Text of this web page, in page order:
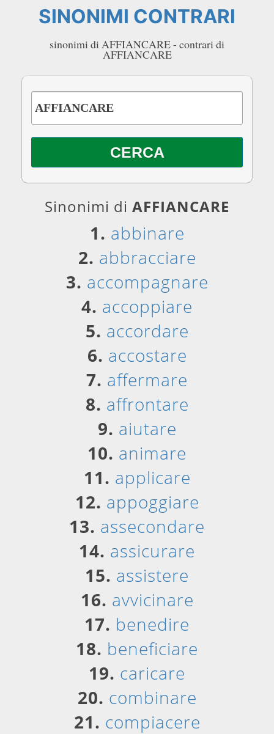
SINONIMI CONTRARI
sinonimi di AFFIANCARE - contrari di
AFFIANCARE
Sinonimi di AFFIANCARE
1. abbinare
2. abbracciare
3. accompagnare
4. accoppiare
5. accordare
6. accostare
7. affermare
8. affrontare
9. aiutare
10. animare
11. applicare
12. appoggiare
13. assecondare
14. assicurare
15. assistere
16. avvicinare
17. benedire
18. beneficiare
19. caricare
20. combinare
21. compiacere